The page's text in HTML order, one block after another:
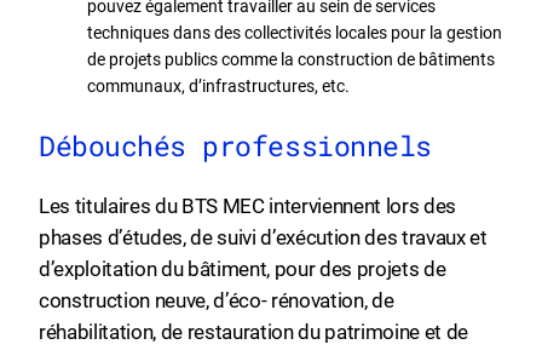
pouvez également travailler au sein de services
techniques dans des collectivités locales pour la gestion
de projets publics comme la construction de bâtiments
communaux, d’infrastructures, etc.
Débouchés professionnels
Les titulaires du BTS MEC interviennent lors des
phases d’études, de suivi d’exécution des travaux et
d’exploitation du bâtiment, pour des projets de
construction neuve, d’éco- rénovation, de
réhabilitation, de restauration du patrimoine et de